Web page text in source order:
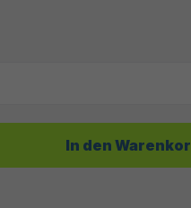
oder benutze die Schaltflächen
In den